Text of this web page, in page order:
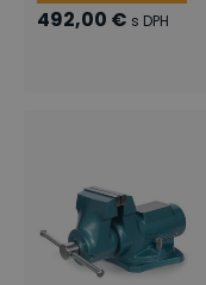
492,00 € s DPH